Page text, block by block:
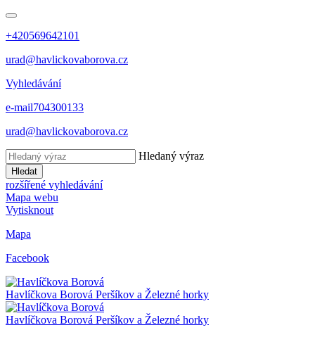
+420569642101
urad@havlickovaborova.cz
Vyhledávání
e-mail704300133
urad@havlickovaborova.cz
Hledaný výraz
Hledat
rozšířené vyhledávání
Mapa webu
Vytisknout
Mapa
Facebook
Havlíčkova Borová Peršíkov a Železné horky
Havlíčkova Borová Peršíkov a Železné horky